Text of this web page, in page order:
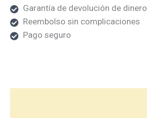
Garantía de devolución de dinero
Reembolso sin complicaciones
Pago seguro